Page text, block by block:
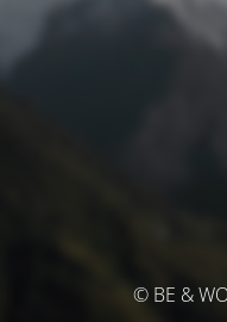
© BE &